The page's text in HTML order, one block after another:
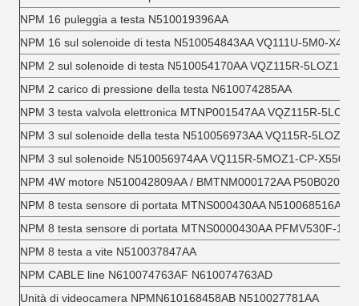
NPM 16 puleggia a testa N510019396AA
NPM 16 sul solenoide di testa N510054843AA VQ111U-5M0-X479
NPM 2 sul solenoide di testa N510054170AA VQZ115R-5LOZ1-
NPM 2 carico di pressione della testa N610074285AA
NPM 3 testa valvola elettronica MTNP001547AA VQZ115R-
NPM 3 sul solenoide della testa N510056973AA VQ115R-5LOZ1-
NPM 3 sul solenoide N510056974AA VQ115R-5MOZ1-CP-X550
NPM 4W motore N510042809AA / BMTNM000172AA
NPM 8 testa sensore di portata MTNS000430AA N510068516AA
NPM 8 testa sensore di portata MTNS0000430AA PFMV530F-1-
NPM 8 testa a vite N510037847AA
NPM CABLE line N610074763AF N610074763AD
Unità di videocamera NPMN610168458AB N510027781AA